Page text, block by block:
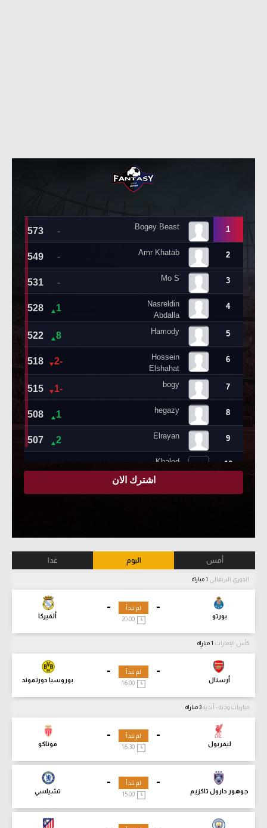
أمس اليوم غدا
الدوري البرتغالي
-
بورتو
-
ألفيركا
لم تبدأ
كأس الإمارات
-
أرسنال
-
بوروسيا دورتموند
لم تبدأ
مباريات ودية - أندية
-
ليفربول
-
موناكو
لم تبدأ
-
جوهور دارول تاكزيم
-
تشيلسي
لم تبدأ
15:00